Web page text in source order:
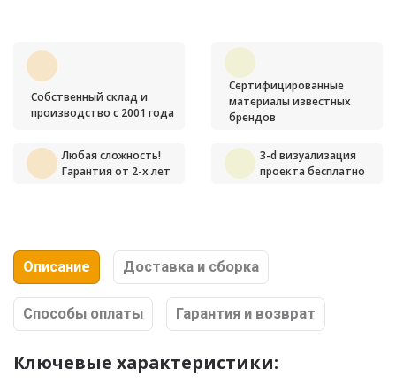
Собственный склад и
производство с 2001 года
Сертифицированные
материалы известных
брендов
Любая сложность!
Гарантия от 2-х лет
3-d визуализация
проекта бесплатно
Описание Доставка и сборка
Способы оплаты Гарантия и возврат
Ключевые характеристики: